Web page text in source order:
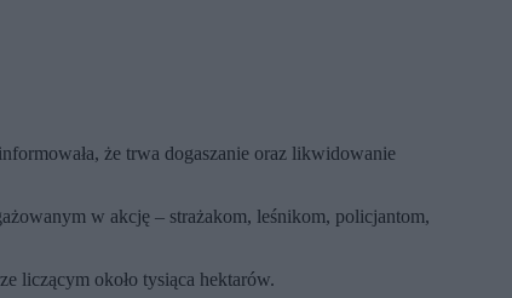
że trwa dogaszanie oraz likwidowanie
w akcję – strażakom, leśnikom, policjantom,
liczącym około tysiąca hektarów.